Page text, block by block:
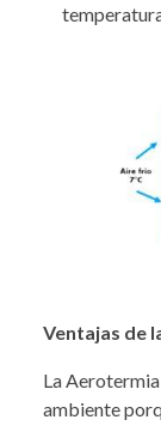
Ventajas de
La
ambiente